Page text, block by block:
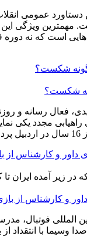
دستاورد عمومی
مهمترین ویژگی
است که نه دوره
رسانه و
مجدد یکی
در زیر آمده ایران
و کارشناس از
المللی فوتبال،
وسیما با انتقداد از